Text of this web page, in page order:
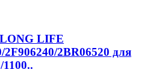
LIFE
2F906240/2BR06520 для